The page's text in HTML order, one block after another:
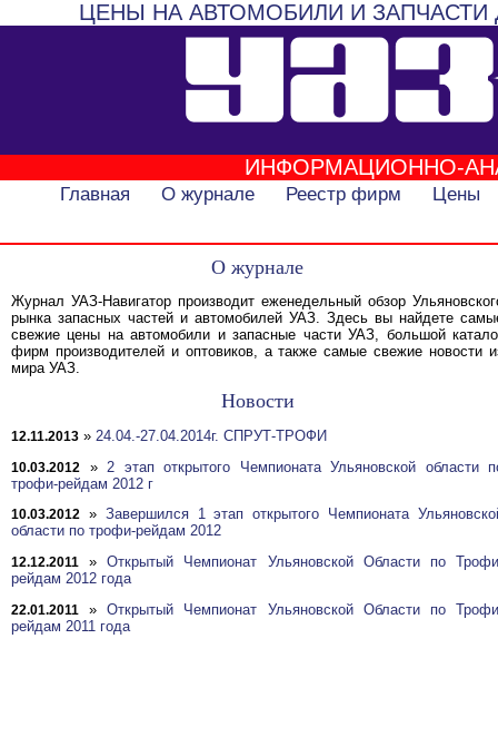
ЦЕНЫ НА АВТОМОБИЛИ И
ИНФОРМАЦИОННО-
Главная О журнале Реестр фирм Цены
О журнале
Журнал УАЗ-Навигатор производит еженедельный обзор
рынка запасных частей и автомобилей УАЗ. Здесь вы найдете
свежие цены на автомобили и запасные части УАЗ, большой
фирм производителей и оптовиков, а также самые свежие новости
мира УАЗ.
Новости
12.11.2013 » 24.04.-27.04.2014г. СПРУТ-ТРОФИ
10.03.2012 » 2 этап открытого Чемпионата Ульяновской области
трофи-рейдам 2012 г
10.03.2012 » Завершился 1 этап открытого Чемпионата
области по трофи-рейдам 2012
12.12.2011 »Открытый Чемпионат Ульяновской Области по
рейдам 2012 года
22.01.2011 »Открытый Чемпионат Ульяновской Области по
рейдам 2011 года